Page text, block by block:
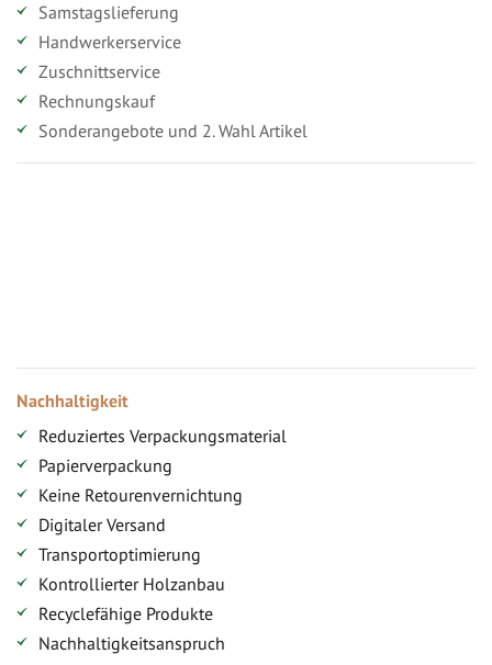
Samstagslieferung
Handwerkerservice
Zuschnittservice
Rechnungskauf
Sonderangebote und 2. Wahl Artikel
Nachhaltigkeit
Reduziertes Verpackungsmaterial
Papierverpackung
Keine Retourenvernichtung
Digitaler Versand
Transportoptimierung
Kontrollierter Holzanbau
Recyclefähige Produkte
Nachhaltigkeitsanspruch